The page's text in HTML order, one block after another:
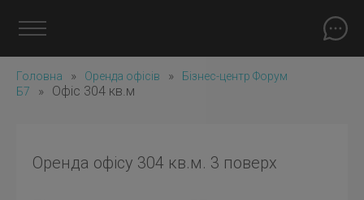
Головна » Оренда офісів »
Бізнес-центр Форум
Б7
» Офіс 304 кв.м
Оренда офісу 304 кв.м. 3 поверх